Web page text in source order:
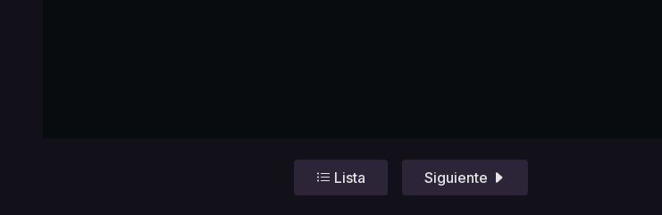
Lista Siguiente